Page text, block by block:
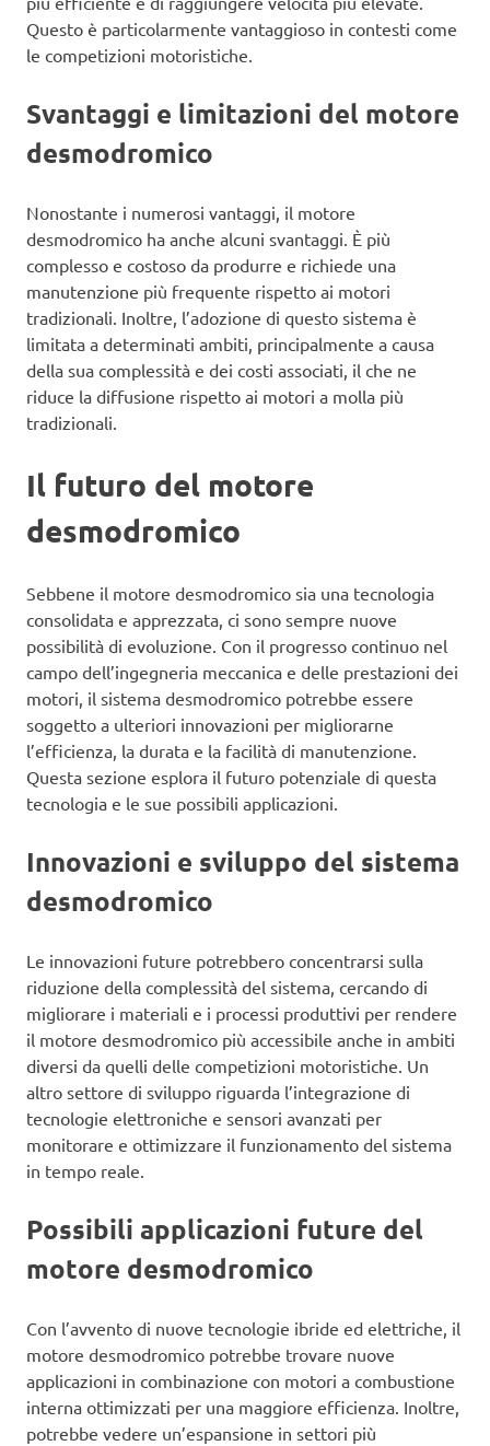
Questo è particolarmente vantaggioso in contesti come
le competizioni motoristiche.
Svantaggi e limitazioni del motore
desmodromico
Nonostante i numerosi vantaggi, il motore
desmodromico ha anche alcuni svantaggi. È più
complesso e costoso da produrre e richiede una
manutenzione più frequente rispetto ai motori
tradizionali. Inoltre, l’adozione di questo sistema è
limitata a determinati ambiti, principalmente a causa
della sua complessità e dei costi associati, il che ne
riduce la diffusione rispetto ai motori a molla più
tradizionali.
Il futuro del motore
desmodromico
Sebbene il motore desmodromico sia una tecnologia
consolidata e apprezzata, ci sono sempre nuove
possibilità di evoluzione. Con il progresso continuo nel
campo dell’ingegneria meccanica e delle prestazioni dei
motori, il sistema desmodromico potrebbe essere
soggetto a ulteriori innovazioni per migliorarne
l’efficienza, la durata e la facilità di manutenzione.
Questa sezione esplora il futuro potenziale di questa
tecnologia e le sue possibili applicazioni.
Innovazioni e sviluppo del sistema
desmodromico
Le innovazioni future potrebbero concentrarsi sulla
riduzione della complessità del sistema, cercando di
migliorare i materiali e i processi produttivi per rendere
il motore desmodromico più accessibile anche in ambiti
diversi da quelli delle competizioni motoristiche. Un
altro settore di sviluppo riguarda l’integrazione di
tecnologie elettroniche e sensori avanzati per
monitorare e ottimizzare il funzionamento del sistema
in tempo reale.
Possibili applicazioni future del
motore desmodromico
Con l’avvento di nuove tecnologie ibride ed elettriche, il
motore desmodromico potrebbe trovare nuove
applicazioni in combinazione con motori a combustione
interna ottimizzati per una maggiore efficienza. Inoltre,
potrebbe vedere un’espansione in settori più